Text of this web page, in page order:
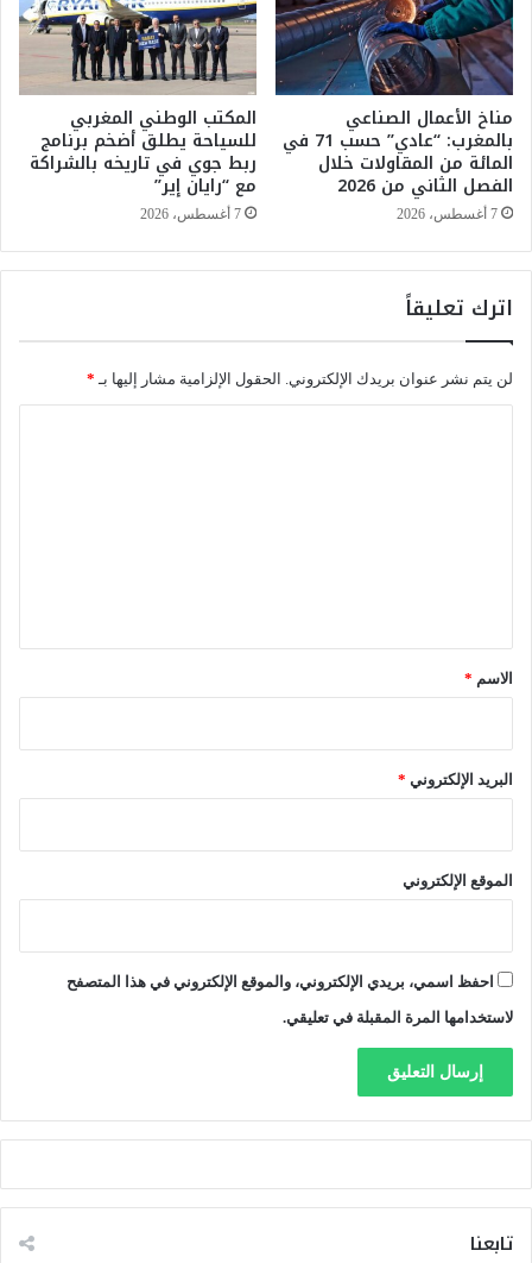
"
ت
ع
ي
ل
ح
ك
ه
ج
ن
ا
ل
و
ض
ع
ل
ص
ل
م
ا
ن
مناخ الأعمال الصناعي
بالمغرب: “عادي” حسب 71 في
المائة من المقاولات خلال
الفصل الثاني من 2026
7 أغسطس، 2026
المكتب الوطني المغربي
للسياحة يطلق أضخم برنامج
ربط جوي في تاريخه بالشراكة
مع “رايان إير”
7 أغسطس، 2026
اترك تعليقاً
لن يتم نشر عنوان بريدك الإلكتروني. الحقول الإلزامية مشار إليها بـ *
*الاسم *
البريد الإلكتروني *
الموقع الإلكتروني
احفظ اسمي، بريدي الإلكتروني، والموقع الإلكتروني في هذا المتصفح
لاستخدامها المرة المقبلة في تعليقي.
تابعنا